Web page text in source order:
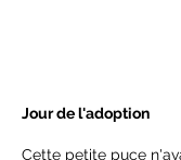
Jour de l'adoption
Cette petite puce